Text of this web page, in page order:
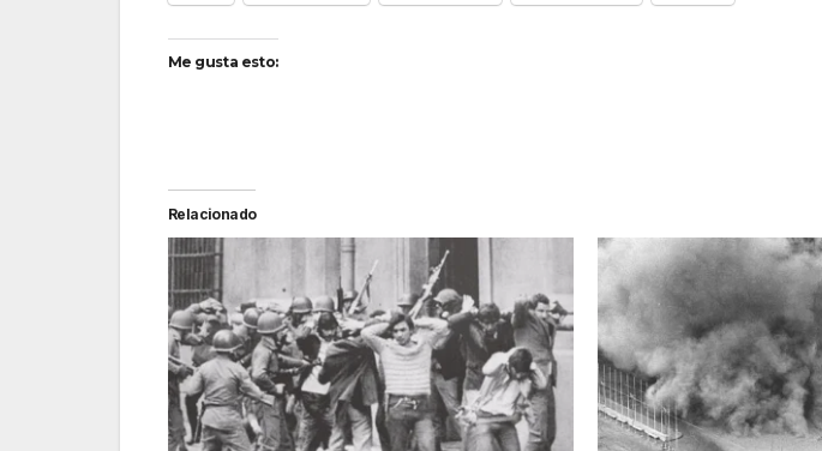
Me gusta esto:
Relacionado